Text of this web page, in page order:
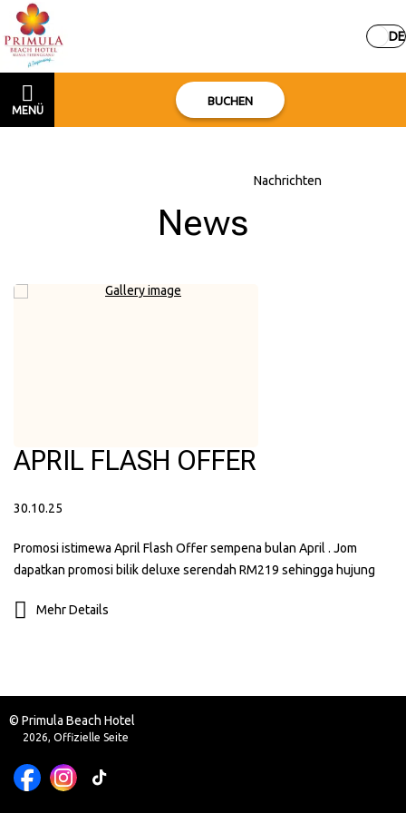
DE
MENÜ
BUCHEN
Nachrichten
News
APRIL FLASH OFFER
30.10.25
Promosi istimewa April Flash Offer sempena bulan April . Jom
dapatkan promosi bilik deluxe serendah RM219 sehingga hujung
Mehr Details
© Primula Beach Hotel
2026, Offizielle Seite